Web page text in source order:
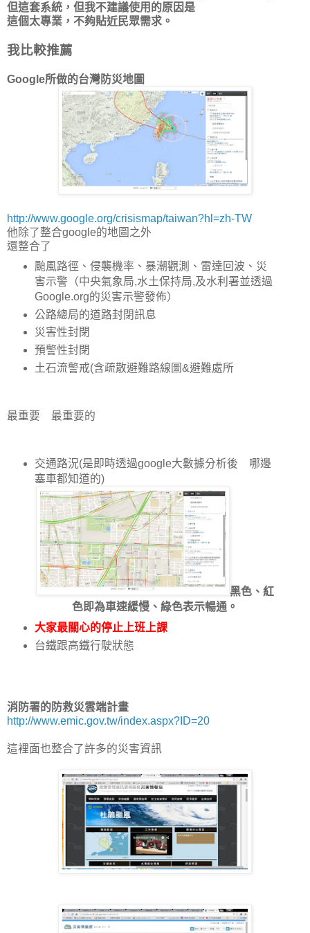
但這套系統，但我不建議使用的原因是
這個太專業，不夠貼近民眾需求。
我比較推薦
Google所做的台灣防災地圖
http://www.google.org/crisismap/taiwan?hl=zh-TW
他除了整合google的地圖之外
還整合了
颱風路徑、侵襲機率、暴潮觀測、雷達回波、災
害示警（中央氣象局,水土保持局,及水利署並透過
Google.org的災害示警發佈）
公路總局的道路封閉訊息
災害性封閉
預警性封閉
土石流警戒(含疏散避難路線圖&避難處所
最重要 最重要的
交通路況(是即時透過google大數據分析後 哪邊
塞車都知道的)
黑色、紅
色即為車速緩慢、綠色表示暢通。
大家最關心的停止上班上課
台鐵跟高鐵行駛狀態
消防署的防救災雲端計畫
http://www.emic.gov.tw/index.aspx?ID=20
這裡面也整合了許多的災害資訊